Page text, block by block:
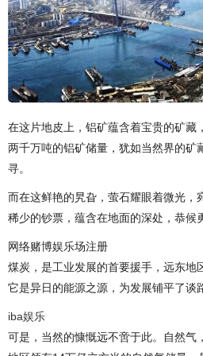
在这片地皮上，铝矿蕴含着宝贵的矿藏
两千万吨的铝矿储量，犹如当然界的矿
寻。
而在这鲜艳的旯旮，萤石耀眼着微光，
稀少的钞票，蕴含在地面的深处，恭候
网络赌博娱乐场注册
煤炭，是工业发展的首要援手，远东地
它是异日的能源之源，为发展铺平了谈
iba娱乐
可是，当然的慷慨远不啻于此。自然气